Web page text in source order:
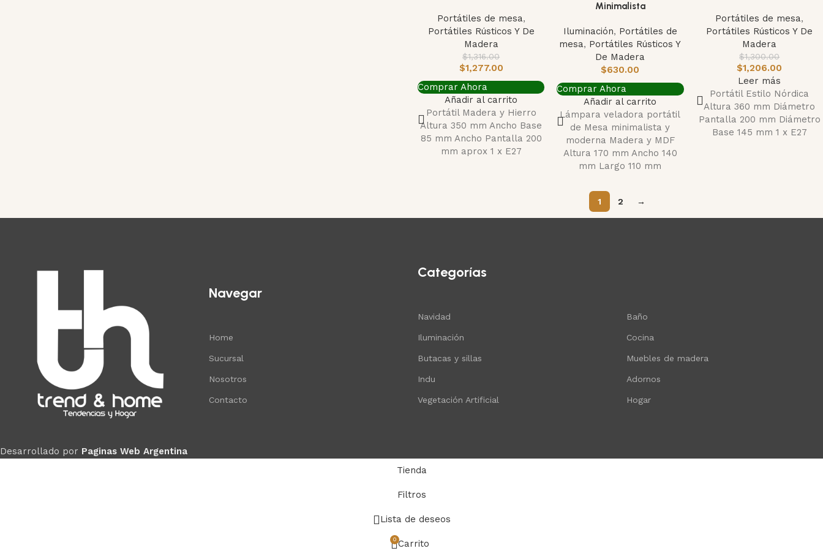
Portátiles de mesa,
Portátiles Rústicos Y De
Madera
$1,316.00
$1,277.00
Comprar Ahora
Añadir al carrito
Portátil Madera y Hierro
Altura 350 mm Ancho Base
85 mm Ancho Pantalla 200
mm aprox 1 x E27
Minimalista
Iluminación, Portátiles de
mesa, Portátiles Rústicos Y
De Madera
$630.00
Comprar Ahora
Añadir al carrito
Lámpara veladora portátil
de Mesa minimalista y
moderna Madera y MDF
Altura 170 mm Ancho 140
mm Largo 110 mm
Portátiles de mesa,
Portátiles Rústicos Y De
Madera
$1,300.00
$1,206.00
Leer más
Portátil Estilo Nórdica
Altura 360 mm Diámetro
Pantalla 200 mm Diámetro
Base 145 mm 1 x E27
1 2 →
Navegar
Home
Sucursal
Nosotros
Contacto
Categorías
Navidad
Iluminación
Butacas y sillas
Indu
Vegetación Artificial
Baño
Cocina
Muebles de madera
Adornos
Hogar
Desarrollado por Paginas Web Argentina
Tienda
Filtros
Lista de deseos
0 Carrito